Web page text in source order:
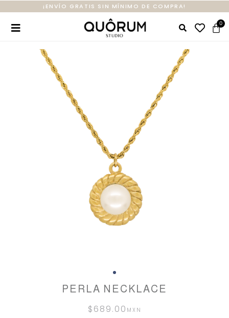
¡ENVÍO GRATIS SIN MÍNIMO DE COMPRA!
PERLA NECKLACE
$689.00